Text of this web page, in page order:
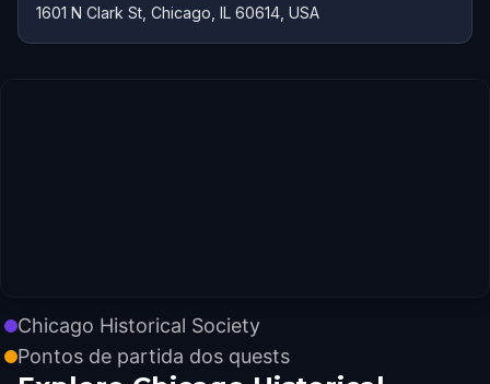
1601 N Clark St, Chicago, IL 60614, USA
Chicago Historical Society
Pontos de partida dos quests